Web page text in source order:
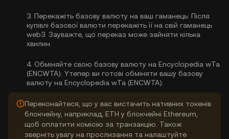
3. Перекажіть базову валюту на ваш гаманець: Після
купівлі базової валюти перекажіть її на свій гаманець
web3. Зауважте, що переказ може зайняти кілька
хвилин.
4. Обміняйте свою базову валюту на Encyclopedia wTa
(ENCWTA): Yтепер ви готові обміняти вашу базову
валюту на Encyclopedia wTa (ENCWTA).
Переконайтеся, що у вас вистачить нативних токенів
блокчейну, наприклад, ETH у блокчейні Ethereum,
щоб оплатити комісію за транзакцію. Також
зверніть увагу на прослизання та налаштуйте